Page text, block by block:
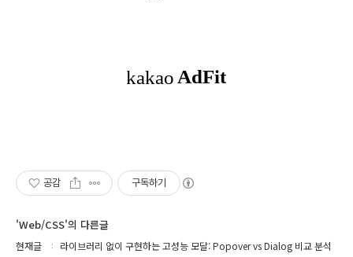
공감 구독하기
'Web/CSS'의 다른글
현재글 라이브러리 없이 구현하는 고성능 모달: Popover vs Dialog 비교 분석